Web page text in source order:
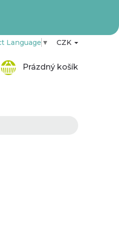
Language ▼ CZK
Prázdný košík